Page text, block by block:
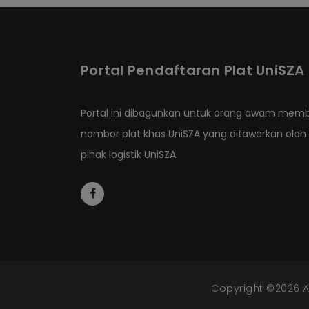
Portal Pendaftaran Plat UniSZA
Portal ini dibagunkan untuk orang awam
nombor plat khas UniSZA yang ditawarkan oleh
pihak logistik UniSZA
Copyright ©2026